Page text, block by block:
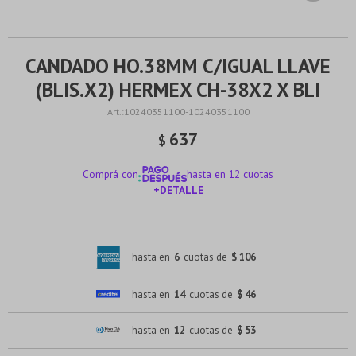
CANDADO HO.38MM C/IGUAL LLAVE
(BLIS.X2) HERMEX CH-38X2 X BLI
10240351100-10240351100
$ 637
Comprá con
hasta en 12 cuotas
+DETALLE
hasta en 6 cuotas de $ 106
hasta en 14 cuotas de $ 46
hasta en 12 cuotas de $ 53